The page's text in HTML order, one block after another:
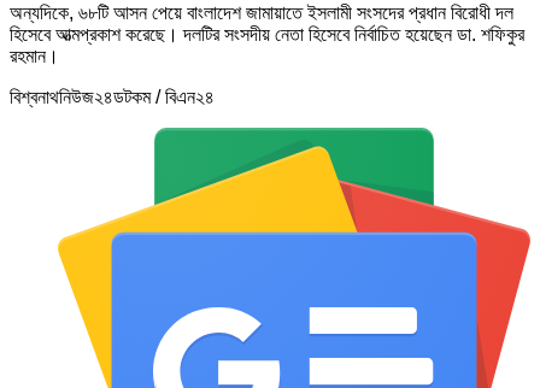
অন্যদিকে, ৬৮টি আসন পেয়ে বাংলাদেশ জামায়াতে ইসলামী সংসদের প্রধান বিরোধী দল
হিসেবে আত্মপ্রকাশ করেছে। দলটির সংসদীয় নেতা হিসেবে নির্বাচিত হয়েছেন ডা. শফিকুর
রহমান।
বিশ্বনাথনিউজ২৪ডটকম / বিএন২৪